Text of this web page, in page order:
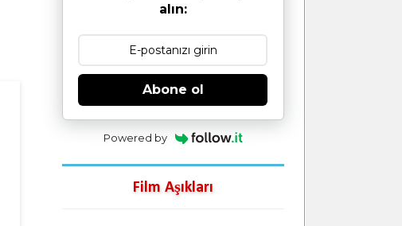
alın:
Abone ol
Powered by
Film Aşıkları